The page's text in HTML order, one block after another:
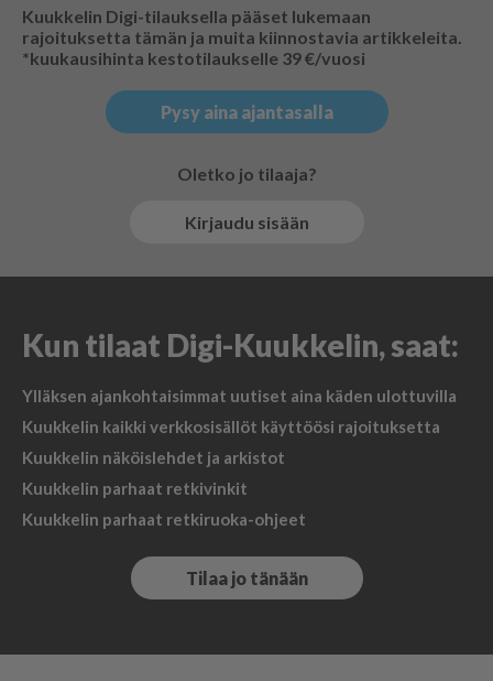
Kuukkelin Digi-tilauksella pääset lukemaan
rajoituksetta tämän ja muita kiinnostavia artikkeleita.
*kuukausihinta kestotilaukselle 39 €/vuosi
Pysy aina ajantasalla
Oletko jo tilaaja?
Kirjaudu sisään
Kun tilaat Digi-Kuukkelin, saat:
Ylläksen ajankohtaisimmat uutiset aina käden ulottuvilla
Kuukkelin kaikki verkkosisällöt käyttöösi rajoituksetta
Kuukkelin näköislehdet ja arkistot
Kuukkelin parhaat retkivinkit
Kuukkelin parhaat retkiruoka-ohjeet
Tilaa jo tänään